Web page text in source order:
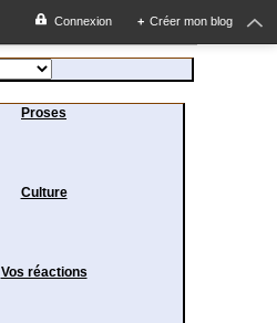
Connexion + Créer mon blog
Proses
Culture
Vos réactions